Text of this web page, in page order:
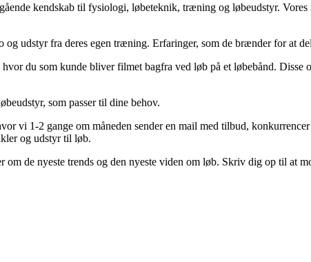
kendskab til fysiologi, løbeteknik, træning og løbeudstyr.
udstyr fra deres egen træning. Erfaringer, som de brænder for at
du som kunde bliver filmet bagfra ved løb på et løbebånd. Disse
som passer til dine behov.
vi 1-2 gange om måneden sender en mail med tilbud,
og udstyr til løb.
de nyeste trends og den nyeste viden om løb. Skriv dig op til at